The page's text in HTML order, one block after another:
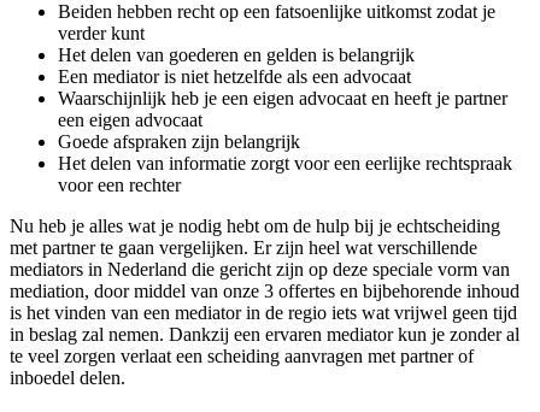
Beiden hebben recht op een fatsoenlijke uitkomst zodat je
verder kunt
Het delen van goederen en gelden is belangrijk
Een mediator is niet hetzelfde als een advocaat
Waarschijnlijk heb je een eigen advocaat en heeft je partner
een eigen advocaat
Goede afspraken zijn belangrijk
Het delen van informatie zorgt voor een eerlijke rechtspraak
voor een rechter
Nu heb je alles wat je nodig hebt om de hulp bij je echtscheiding
met partner te gaan vergelijken. Er zijn heel wat verschillende
mediators in Nederland die gericht zijn op deze speciale vorm van
mediation, door middel van onze 3 offertes en bijbehorende inhoud
is het vinden van een mediator in de regio iets wat vrijwel geen tijd
in beslag zal nemen. Dankzij een ervaren mediator kun je zonder al
te veel zorgen verlaat een scheiding aanvragen met partner of
inboedel delen.